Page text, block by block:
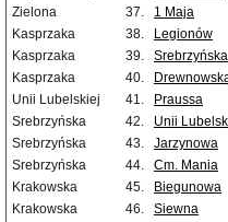
Zielona
37. 1 Maja
Kasprzaka
38. Legionów
Kasprzaka
39. Srebrzyńska
Kasprzaka
40.
Unii Lubelskiej
41. Praussa
Srebrzyńska
42. Unii
Srebrzyńska
43. Jarzynowa
Srebrzyńska
44. Cm. Mania
Krakowska
45. Biegunowa
Krakowska
46. Siewna